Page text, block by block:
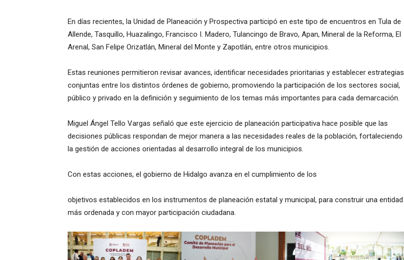
En días recientes, la Unidad de Planeación y Prospectiva participó en este tipo de encuentros en Tula de
Allende, Tasquillo, Huazalingo, Francisco I. Madero, Tulancingo de Bravo, Apan, Mineral de la Reforma, El
Arenal, San Felipe Orizatlán, Mineral del Monte y Zapotlán, entre otros municipios.
Estas reuniones permitieron revisar avances, identificar necesidades prioritarias y establecer estrategias
conjuntas entre los distintos órdenes de gobierno, promoviendo la participación de los sectores social,
público y privado en la definición y seguimiento de los temas más importantes para cada demarcación.
Miguel Ángel Tello Vargas señaló que este ejercicio de planeación participativa hace posible que las
decisiones públicas respondan de mejor manera a las necesidades reales de la población, fortaleciendo
la gestión de acciones orientadas al desarrollo integral de los municipios.
Con estas acciones, el gobierno de Hidalgo avanza en el cumplimiento de los
objetivos establecidos en los instrumentos de planeación estatal y municipal, para construir una entidad
más ordenada y con mayor participación ciudadana.